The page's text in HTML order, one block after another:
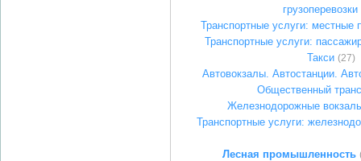
грузоперевозки
Транспортные услуги: местные
Транспортные услуги:
Такси (27)
Автовокзалы. Автостанции.
Общественный
Железнодорожные
Транспортные услуги:
Лесная промышленность